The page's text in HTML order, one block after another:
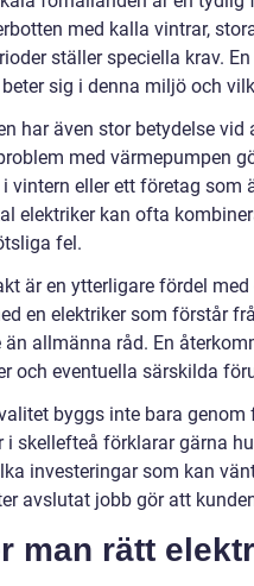
med kalla vintrar,
ställer speciella krav.
sig i denna miljö och
har även stor betydelse
med värmepumpen
vintern eller ett företag som
elektriker kan ofta
fel.
är en ytterligare fördel
en elektriker som förstår
allmänna råd. En
och eventuella särskilda
byggs inte bara
i skellefteå förklarar gärna
investeringar som kan
avslutat jobb gör att
man rätt